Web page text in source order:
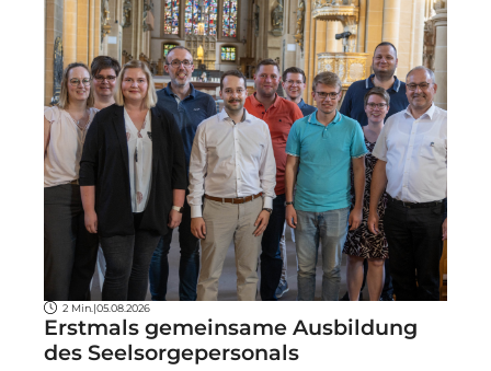
2 Min. |05.08.2026
Erstmals gemeinsame Ausbildung
des Seelsorgepersonals